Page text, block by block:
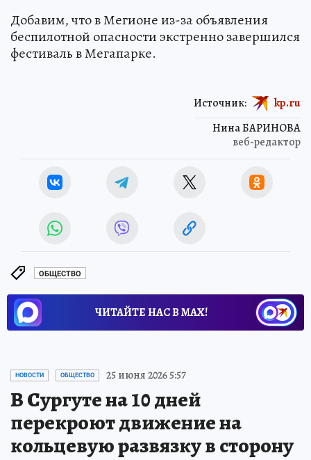
Добавим, что в Мегионе из-за объявления
беспилотной опасности экстренно завершился
фестиваль в Мегапарке.
Нина БАРИНОВА
веб-редактор
Источник: kp.ru
ОБЩЕСТВО
ЧИТАЙТЕ НАС В МАХ!
НОВОСТИ ОБЩЕСТВО 25 июня 2026 5:57
В Сургуте на 10 дней
перекроют движение на
кольцевую развязку в сторону